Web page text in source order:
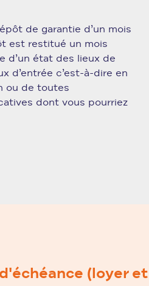
de garantie d’un mois
est restitué un mois
d’un état des lieux de
d’entrée c’est-à-dire en
ou de toutes
dont vous pourriez
(loyer